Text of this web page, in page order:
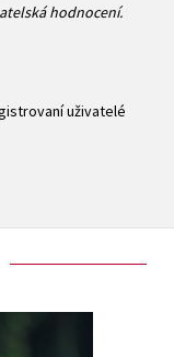
hodnocení.
uživatelé